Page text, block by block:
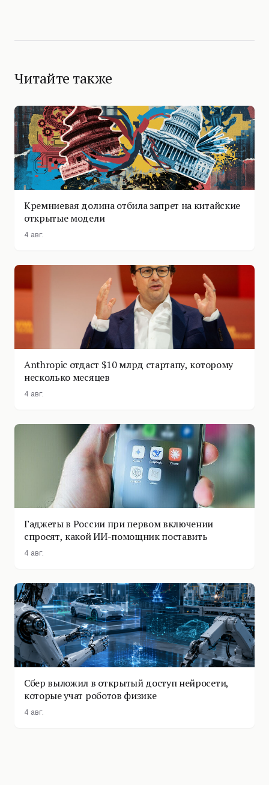
Читайте также
Кремниевая долина отбила запрет на китайские
открытые модели
4 авг.
Anthropic отдаст $10 млрд стартапу, которому
несколько месяцев
4 авг.
Гаджеты в России при первом включении
спросят, какой ИИ-помощник поставить
4 авг.
Сбер выложил в открытый доступ нейросети,
которые учат роботов физике
4 авг.